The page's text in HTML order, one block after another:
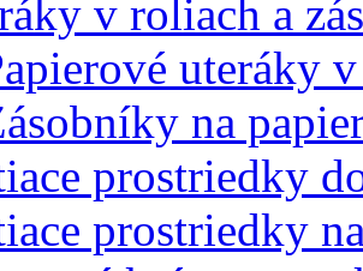
v roliach a
uteráky
na
prostriedky
prostriedky